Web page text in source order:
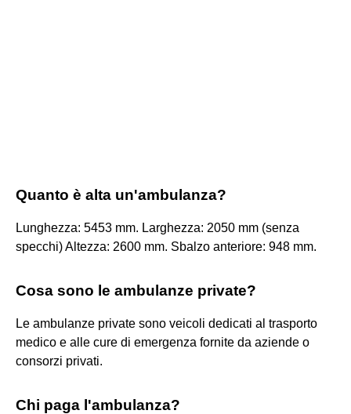
Quanto è alta un'ambulanza?
Lunghezza: 5453 mm. Larghezza: 2050 mm (senza
specchi) Altezza: 2600 mm. Sbalzo anteriore: 948 mm.
Cosa sono le ambulanze private?
Le ambulanze private sono veicoli dedicati al trasporto
medico e alle cure di emergenza fornite da aziende o
consorzi privati.
Chi paga l'ambulanza?